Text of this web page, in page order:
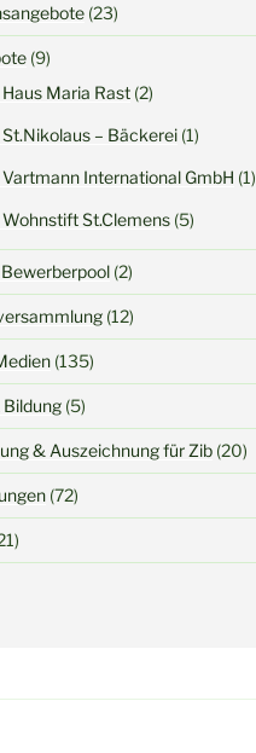
(23)
(9)
Haus Maria Rast(2)
| St.Nikolaus – Bäckerei(1)
| Vartmann International GmbH (1)
| Wohnstift St.Clemens(5)
(2)
(12)
(135)
(5)
& Auszeichnung für Zib(20)
(72)